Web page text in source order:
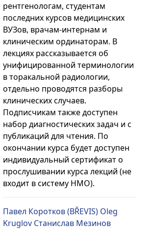
рентгенологам, студентам
последних курсов медицинских
ВУЗов, врачам-интернам и
клиническим ординаторам. В
лекциях рассказывается об
унифицированной терминологии
в торакальной радиологии,
отдельно проводятся разборы
клинических случаев.
Подписчикам также доступен
набор диагностических задач и с
публикаций для чтения. По
окончании курса будет доступен
индивидуальный сертификат о
прослушивании курса лекций (не
входит в систему НМО).
Павел Коротков (BŘEVIS) Oleg
Kruglov Станислав Мезинов